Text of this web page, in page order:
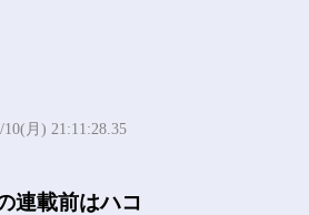
10(月) 21:11:28.35
連載前はハコ